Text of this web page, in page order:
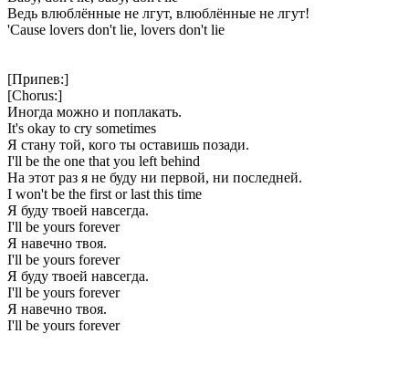
Ведь влюблённые не лгут, влюблённые не лгут!
'Cause lovers don't lie, lovers don't lie
[Припев:]
[Chorus:]
Иногда можно и поплакать.
It's okay to cry sometimes
Я стану той, кого ты оставишь позади.
I'll be the one that you left behind
На этот раз я не буду ни первой, ни последней.
I won't be the first or last this time
Я буду твоей навсегда.
I'll be yours forever
Я навечно твоя.
I'll be yours forever
Я буду твоей навсегда.
I'll be yours forever
Я навечно твоя.
I'll be yours forever